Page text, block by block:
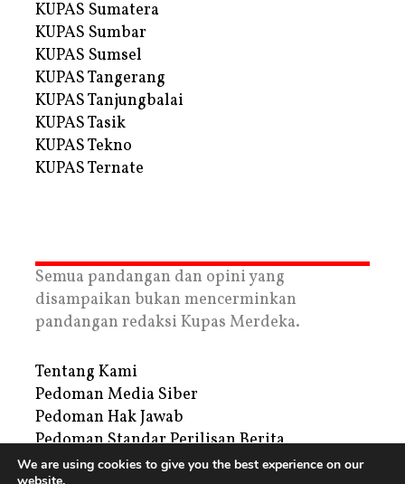
KUPAS Sumatera
KUPAS Sumbar
KUPAS Sumsel
KUPAS Tangerang
KUPAS Tanjungbalai
KUPAS Tasik
KUPAS Tekno
KUPAS Ternate
Semua pandangan dan opini yang
disampaikan bukan mencerminkan
pandangan redaksi Kupas Merdeka.
Tentang Kami
Pedoman Media Siber
Pedoman Hak Jawab
Pedoman Standar Perilisan Berita
Privacy Policy
We are using cookies to give you the best experience on our